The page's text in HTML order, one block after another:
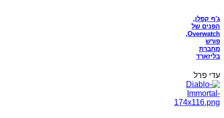
ג'ף קפלן,
הפנים של
Overwatch,
פורש
מחברת
בליזארד
עדי פרל